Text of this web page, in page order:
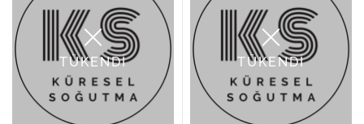
TÜKENDİ TÜKENDİ